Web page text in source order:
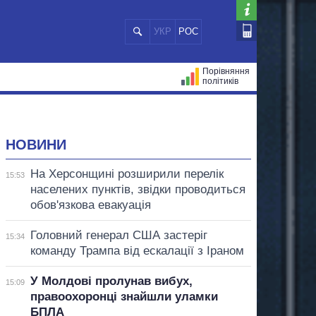
УКР РОС
Порівняння
політиків
НОВИНИ
15:53
На Херсонщині розширили перелік
населених пунктів, звідки проводиться
обов'язкова евакуація
15:34
Головний генерал США застеріг
команду Трампа від ескалації з Іраном
15:09
У Молдові пролунав вибух,
правоохоронці знайшли уламки
БПЛА